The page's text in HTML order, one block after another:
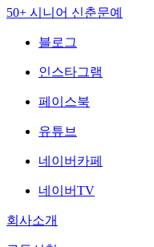
50+ 시니어 신춘문예
블로그
인스타그램
페이스북
유튜브
네이버카페
네이버TV
회사소개